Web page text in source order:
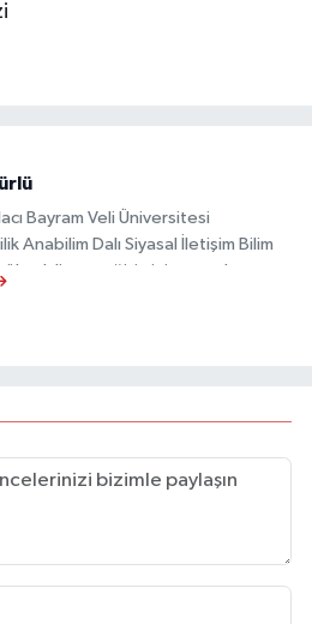
Bayram Veli Üniversitesi
Anabilim Dalı Siyasal İletişim Bilim
lisans eğitimini tamamlamıştır.
çalışmalar gerçekleştirmiştir.
Postası internet haber sitesinde